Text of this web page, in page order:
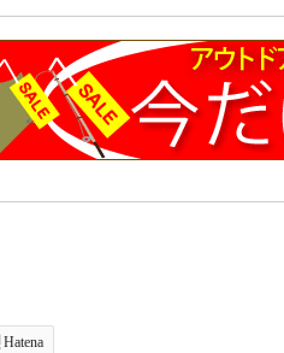
Hatena